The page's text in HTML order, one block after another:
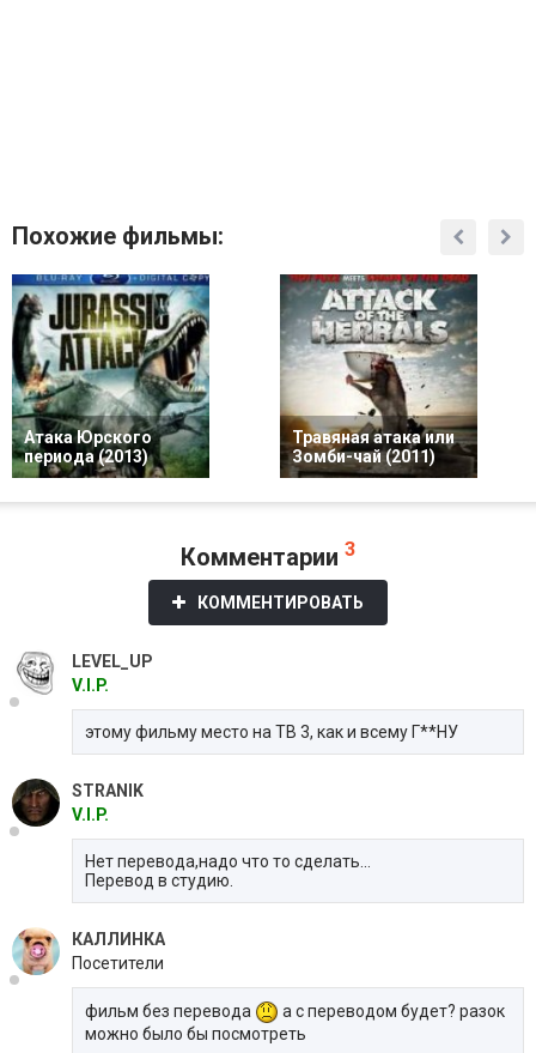
Похожие фильмы:
Атака Юрского
периода (2013)
Травяная атака или
Зомби-чай (2011)
Комментарии 3
КОММЕНТИРОВАТЬ
LEVEL_UP
V.I.P.
этому фильму место на ТВ 3, как и всему Г**НУ
STRANIK
V.I.P.
Нет перевода,надо что то сделать...
Перевод в студию.
КАЛЛИНКА
Посетители
фильм без перевода
а с переводом будет? разок
можно было бы посмотреть